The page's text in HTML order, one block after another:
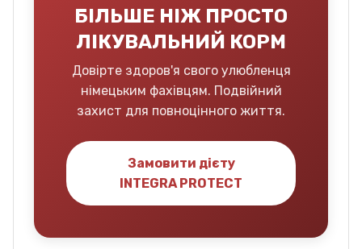
БІЛЬШЕ НІЖ ПРОСТО
ЛІКУВАЛЬНИЙ КОРМ
Довірте здоров'я свого улюбленця
німецьким фахівцям. Подвійний
захист для повноцінного життя.
Замовити дієту
INTEGRA PROTECT